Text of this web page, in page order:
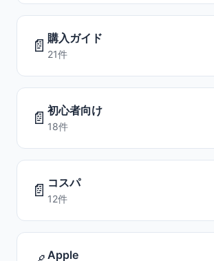
📄 購入ガイド
21件
📄 初心者向け
18件
📄 コスパ
12件
Apple